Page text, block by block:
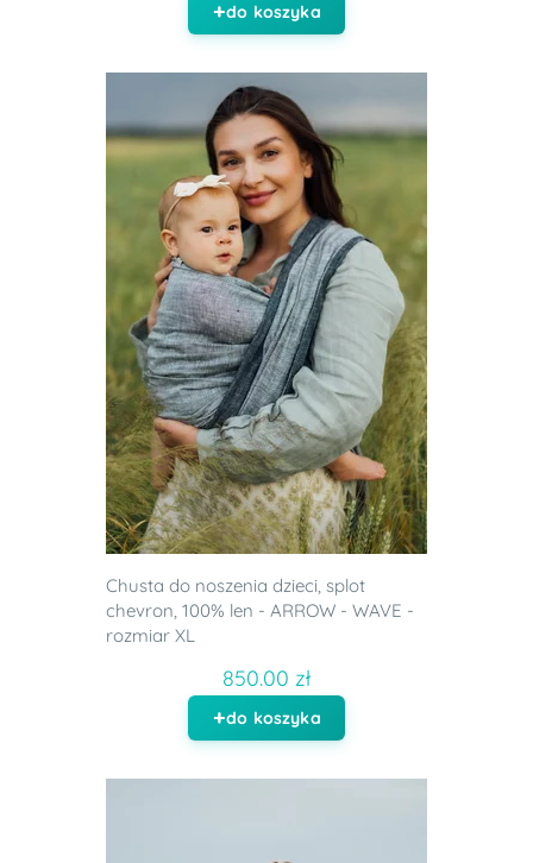
do koszyka
Chusta do noszenia dzieci, splot
chevron, 100% len - ARROW - WAVE -
rozmiar XL
850.00 zł
do koszyka